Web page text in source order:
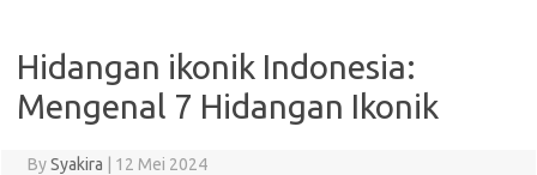
Hidangan ikonik Indonesia:
Mengenal 7 Hidangan Ikonik
BySyakira 12 Mei 2024